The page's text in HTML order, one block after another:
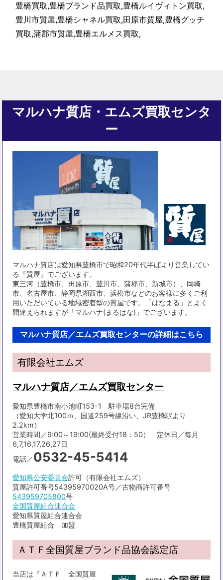
豊橋買取,豊橋ブランド品買取,豊橋ルイヴィトン買取,
豊川市質屋,豊橋シャネル買取,田原市質屋,豊橋グッチ
買取,蒲郡市質屋,豊橋エルメス買取,
マルハナ質店・エムズ買取センタ
ー
マルハナ質店は愛知県豊橋市で昭和20年代半ばより営業してい
る『質屋』でございます。
東三河（豊橋市、田原市、豊川市、蒲郡市、新城市）、岡崎
市、名古屋市、静岡県湖西市、浜松市などのお客様に多くご利
用いただいている地域密着型の質屋です。「はなまる」とよく
間違えられますが「マルハナ(まるはな)」でございます。
マルハナ質店／エムズ買取センターの詳細はこちら
有限会社エムズ
マルハナ質店／エムズ買取センター
愛知県豊橋市南小池町153-1 駐車場8台完備
（愛知大学北100ｍ、国道259号線沿い、JR豊橋駅より
2.2km）
営業時間／9:00～19:00(最終受付18：50） 定休日／毎月
6,7,16,17,26,27日
電話／0532-45-5414
愛知県公安委員会許可（有限会社エムズ）
質屋許可番号54395970020A号／古物商許可番号
543959705800号
全国質屋組合連合会
愛知県質屋組合連合会
豊橋質屋組合 加盟
ＡＴＦ全国質屋ブランド品協会認定店
当店は『ＡＴＦ 全国質屋